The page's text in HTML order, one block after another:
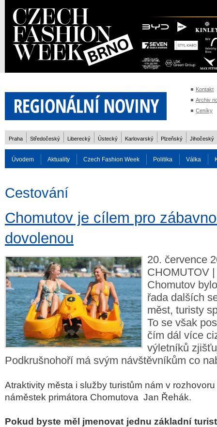
Kontakt
Archiv
Ceníky
Praha Středočeský Liberecký Ústecký Karlovarský Plzeňský Jihočeský
Úvodem Aktuality Czech Fashion Week Politika Válka
Cestování
Chomutov je cílem pro
dovolenou
20. července
CHOMUTOV
Chomutov
řada dalších
měst, turisty
To se však
čím dál více
výletníků
Podkrušnohoří má svým návštěvníkům co
Atraktivity města i služby turistům nám v
náměstek primátora Chomutova Jan Řehák.
Pokud byste měl jmenovat jednu základní